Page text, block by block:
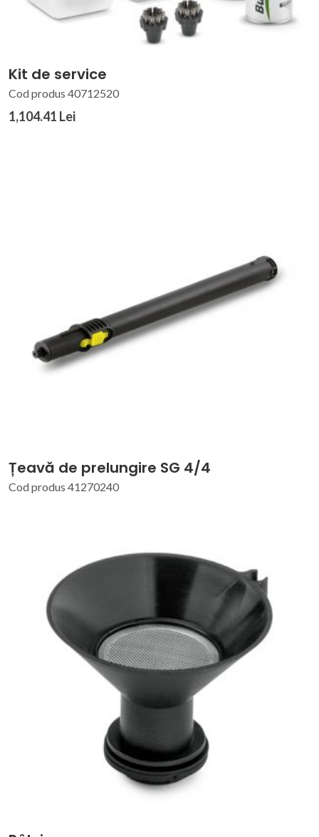
Kit de service
Cod produs 40712520
1,104.41 Lei
Țeavă de prelungire SG 4/4
Cod produs 41270240